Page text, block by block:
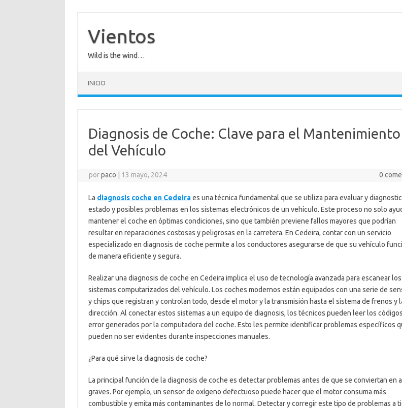
contenido
Vientos
Wild is the wind…
INICIO
Diagnosis de Coche: Clave para el Mantenimiento
del Vehículo
porpaco 13 mayo, 2024 0
La diagnosis coche en Cedeiraes una técnica fundamental que se utiliza para evaluar y
estado y posibles problemas en los sistemas electrónicos de un vehículo. Este proceso no solo
mantener el coche en óptimas condiciones, sino que también previene fallos mayores que podrían
resultar en reparaciones costosas y peligrosas en la carretera. En Cedeira, contar con un servicio
especializado en diagnosis de coche permite a los conductores asegurarse de que su vehículo
de manera eficiente y segura.
Realizar una diagnosis de coche en Cedeira implica el uso de tecnología avanzada para escanear los
sistemas computarizados del vehículo. Los coches modernos están equipados con una serie de
y chips que registran y controlan todo, desde el motor y la transmisión hasta el sistema de frenos y
dirección. Al conectar estos sistemas a un equipo de diagnosis, los técnicos pueden leer los
error generados por la computadora del coche. Esto les permite identificar problemas específicos
pueden no ser evidentes durante inspecciones manuales.
¿Para qué sirve la diagnosis de coche?
La principal función de la diagnosis de coche es detectar problemas antes de que se conviertan en
graves. Por ejemplo, un sensor de oxígeno defectuoso puede hacer que el motor consuma más
combustible y emita más contaminantes de lo normal. Detectar y corregir este tipo de problemas a